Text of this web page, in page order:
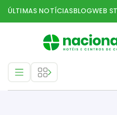
ÚLTIMAS NOTÍCIASBLOGWEB